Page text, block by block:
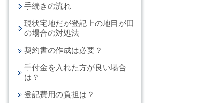
手続きの流れ
現状宅地だが登記上の地目が田
の場合の対処法
契約書の作成は必要？
手付金を入れた方が良い場合
は？
登記費用の負担は？